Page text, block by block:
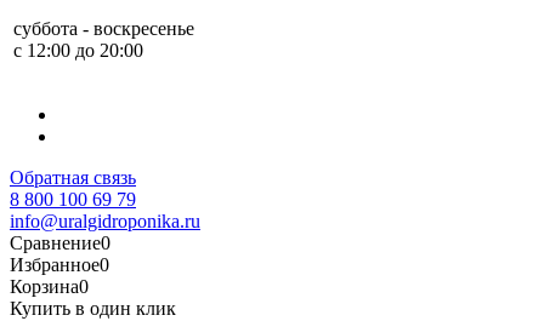
суббота - воскресенье
с 12:00 до 20:00
Обратная связь
8 800 100 69 79
info@uralgidroponika.ru
Сравнение0
Избранное0
Корзина0
Купить в один клик